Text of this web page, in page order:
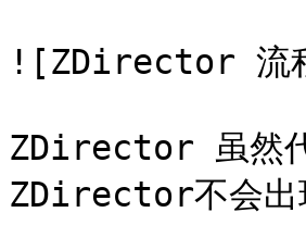
![ZDirector 流
ZDirector 虽然代
ZDirector不会出